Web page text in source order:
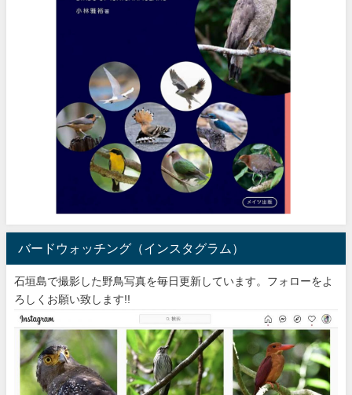
バードウォッチング（インスタグラム）
石垣島で撮影した野鳥写真を毎日更新しています。フォローをよ
ろしくお願い致します!!